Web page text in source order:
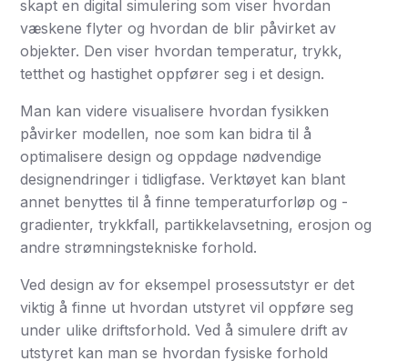
skapt en digital simulering som viser hvordan
væskene flyter og hvordan de blir påvirket av
objekter. Den viser hvordan temperatur, trykk,
tetthet og hastighet oppfører seg i et design.
Man kan videre visualisere hvordan fysikken
påvirker modellen, noe som kan bidra til å
optimalisere design og oppdage nødvendige
designendringer i tidligfase. Verktøyet kan blant
annet benyttes til å finne temperaturforløp og -
gradienter, trykkfall, partikkelavsetning, erosjon og
andre strømningstekniske forhold.
Ved design av for eksempel prosessutstyr er det
viktig å finne ut hvordan utstyret vil oppføre seg
under ulike driftsforhold. Ved å simulere drift av
utstyret kan man se hvordan fysiske forhold